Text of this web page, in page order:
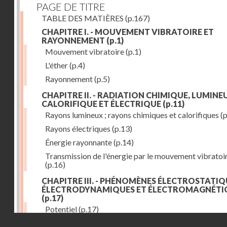
PAGE DE TITRE
TABLE DES MATIÈRES (p.167)
CHAPITRE I. - MOUVEMENT VIBRATOIRE ET
RAYONNEMENT (p.1)
Mouvement vibratoire(p.1)
L'éther(p.4)
Rayonnement(p.5)
CHAPITRE II. - RADIATION CHIMIQUE,
CALORIFIQUE ET ÉLECTRIQUE (p.11)
Rayons lumineux ; rayons chimiques et calorifiques
Rayons électriques (p.13)
Énergie rayonnante(p.14)
Transmission de l'énergie par le mouvement
(p.16)
CHAPITRE III. - PHÉNOMÈNES
ÉLECTRODYNAMIQUES ET
(p.17)
Potentiel(p.17)